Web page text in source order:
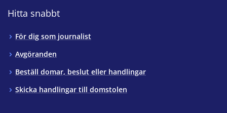
Hitta snabbt
För dig som journalist
Avgöranden
Beställ domar, beslut eller handlingar
Skicka handlingar till domstolen